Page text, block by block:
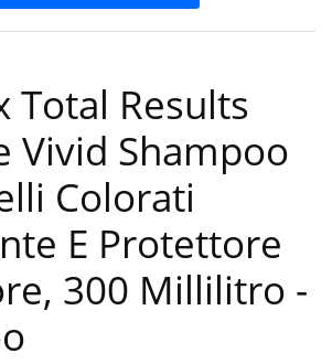
Total Results
Vivid Shampoo
Colorati
E Protettore
300 Millilitro -